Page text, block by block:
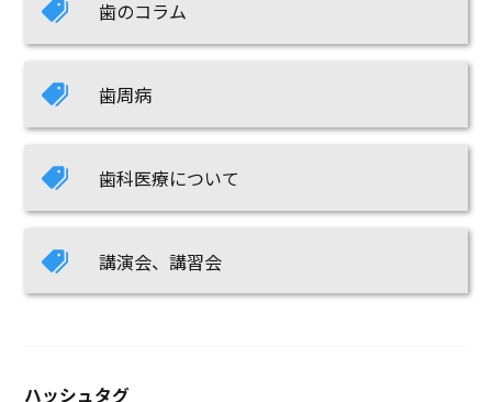
歯のコラム
歯周病
歯科医療について
講演会、講習会
ハッシュタグ